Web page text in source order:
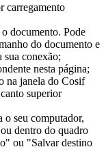
carregamento
documento. Pode
do documento e
sua conexão;
nesta página;
na janela do Cosif
superior
o seu computador,
dentro do quadro
ou "Salvar destino